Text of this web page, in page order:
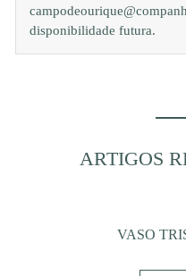
disponibilidade futura.
ARTIGOS
VASO